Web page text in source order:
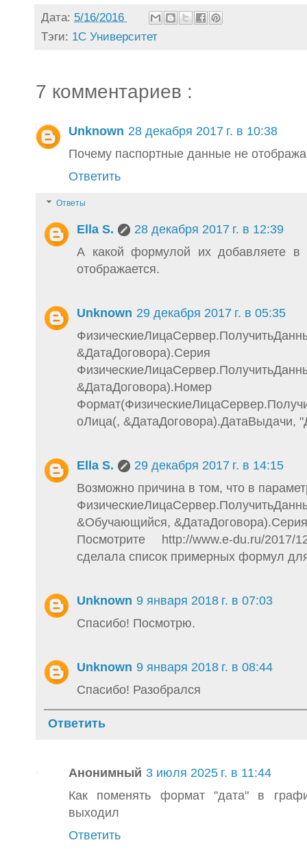
Дата: 5/16/2016
Тэги: 1С Университет
7 комментариев :
Unknown 28 декабря 2017 г. в 10:38
Почему паспортные данные не
Ответить
Ответы
Ella S.
28 декабря 2017 г. в 12:39
А какой формулой их добавляете
отображается.
Unknown 29 декабря 2017 г. в 05:35
&ДатаДоговора).Серия
&ДатаДоговора).Номер
оЛица(, &ДатаДоговора).ДатаВыдачи,
Ella S.
29 декабря 2017 г. в 14:15
Возможно причина в том, что в
&Обучающийся, &ДатаДоговора).Серия
Посмотрите http://www.e-du.ru/2017/
сделала список примерных формул
Unknown 9 января 2018 г. в 07:03
Спасибо! Посмотрю.
Unknown 9 января 2018 г. в 08:44
Спасибо! Разобрался
Ответить
Анонимный 3 июля 2025 г. в 11:44
Как поменять формат "дата" в
выходил
Ответить